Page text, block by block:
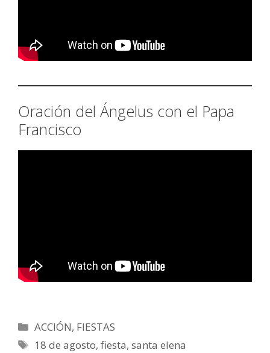
Oración del Ángelus con el Papa
Francisco
Categorías
ACCIÓN, FIESTAS
Etiquetas
18 de agosto,fiesta,santa elena